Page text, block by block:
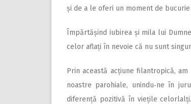
și de a le oferi un moment de bucurie
Împărtășind iubirea și mila lui
celor aflați în nevoie că nu sunt
Prin această acțiune filantropică,
noastre parohiale, unindu‑ne în
diferență pozitivă în viețile